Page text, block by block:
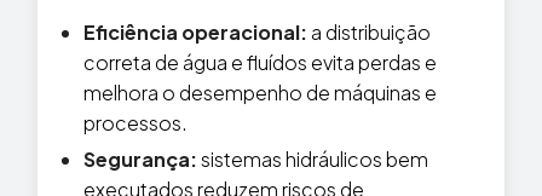
Eficiência operacional: a distribuição
correta de água e fluídos evita perdas e
melhora o desempenho de máquinas e
processos.
Segurança:sistemas hidráulicos bem
executados reduzem riscos de